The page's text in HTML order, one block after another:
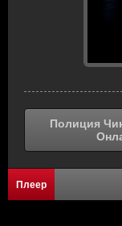
Полиция
Плеер